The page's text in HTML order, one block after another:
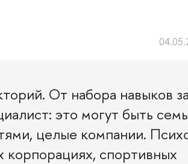
От набора навыков
это могут быть
целые компании.
корпорациях, спортивных